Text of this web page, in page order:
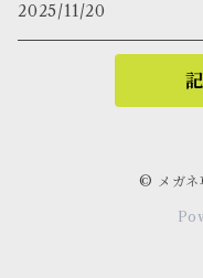
2025/11/20
© メガネ